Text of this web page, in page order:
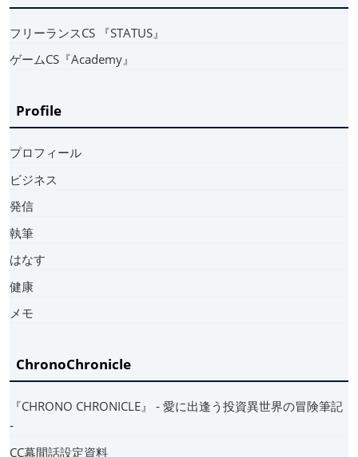
フリーランスCS 『STATUS』
ゲームCS『Academy』
Profile
プロフィール
ビジネス
発信
執筆
はなす
健康
メモ
ChronoChronicle
『CHRONO CHRONICLE』 ‐ 愛に出逢う投資異世界の冒険筆記
‐
CC幕間話設定資料